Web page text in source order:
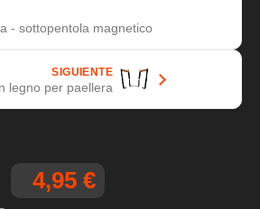
4,95 €
- sottopentola magnetico
SIGUIENTE
legno per paellera